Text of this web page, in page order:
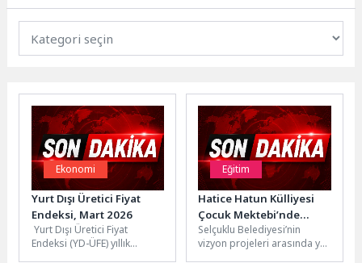
Ekonomi
Yurt Dışı Üretici Fiyat
Endeksi, Mart 2026
Yurt Dışı Üretici Fiyat
Endeksi (YD-ÜFE) yıllık
Eğitim
Hatice Hatun Külliyesi
Çocuk Mektebi’nde
Mezuniyet Heyecanı
Yaşandı
Selçuklu Belediyesi’nin
vizyon projeleri arasında yer